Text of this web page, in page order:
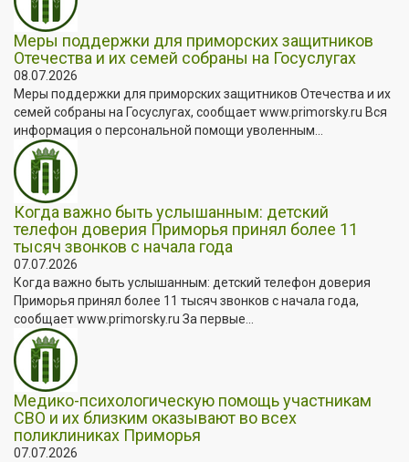
Меры поддержки для приморских защитников
Отечества и их семей собраны на Госуслугах
08.07.2026
Меры поддержки для приморских защитников Отечества и их
семей собраны на Госуслугах, сообщает www.primorsky.ru Вся
информация о персональной помощи уволенным...
Когда важно быть услышанным: детский
телефон доверия Приморья принял более 11
тысяч звонков с начала года
07.07.2026
Когда важно быть услышанным: детский телефон доверия
Приморья принял более 11 тысяч звонков с начала года,
сообщает www.primorsky.ru За первые...
Медико-психологическую помощь участникам
СВО и их близким оказывают во всех
поликлиниках Приморья
07.07.2026